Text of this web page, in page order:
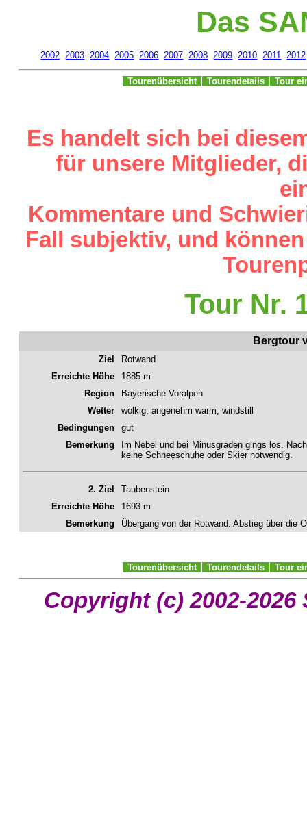
Das
2002 2003 2004 2005 2006 2007 2008 2009 2010 2011 2012
Tourenübersicht Tourendetails Tour
Es handelt sich bei
für unsere Mitglieder,
Kommentare und
Fall subjektiv, und
Tour Nr.
Bergtour
Ziel
Rotwand
Erreichte Höhe
1885 m
Region
Bayerische Voralpen
Wetter
wolkig, angenehm warm, windstill
Bedingungen
gut
Bemerkung
Im Nebel und bei Minusgraden gings los.
keine Schneeschuhe oder Skier notwendig.
2. Ziel
Taubenstein
Erreichte Höhe
1693 m
Bemerkung
Übergang von der Rotwand. Abstieg über die
Tourenübersicht Tourendetails Tour
Copyright (c) 2002-